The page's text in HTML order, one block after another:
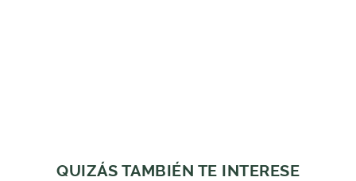
QUIZÁS TAMBIÉN TE INTERESE